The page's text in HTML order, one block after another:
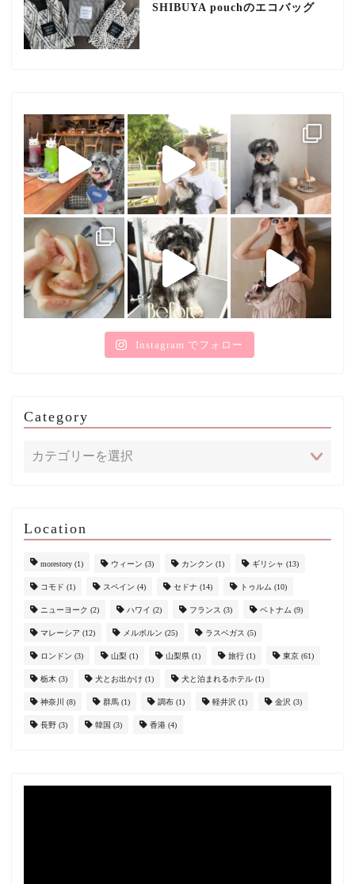
SHIBUYA pouchのエコバッグ
Instagram でフォロー
Category
Location
morestory (1) ウィーン (3) カンクン (1) ギリシャ (13)
コモド (1) スペイン (4) セドナ (14) トゥルム (10)
ニューヨーク (2) ハワイ (2) フランス (3) ベトナム (9)
マレーシア (12) メルボルン (25) ラスベガス (5)
ロンドン (3) 山梨 (1) 山梨県 (1) 旅行 (1) 東京 (61)
栃木 (3) 犬とお出かけ (1) 犬と泊まれるホテル (1)
神奈川 (8) 群馬 (1) 調布 (1) 軽井沢 (1) 金沢 (3)
長野 (3) 韓国 (3) 香港 (4)